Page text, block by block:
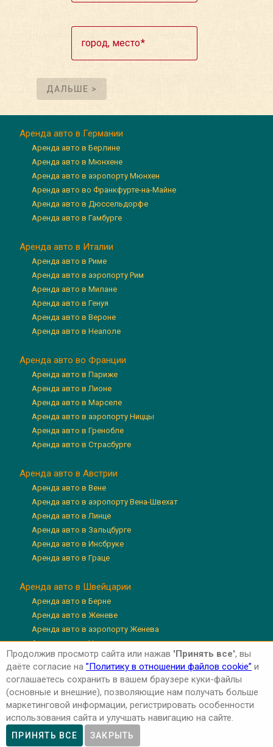
город, место
ДАЛЬШЕ >
Аренда авто в Германии
Аренда авто в Берлине
Аренда авто в Мюнхене
Аренда авто в аэропорту Мюнхен
Аренда авто во Франкфурте-на-Майне
Аренда авто в Дюссельдорфе
Аренда авто в Гамбурге
Аренда авто в Италии
Аренда авто в Риме
Аренда авто в аэропорту Рим
Аренда авто в Милане
Аренда авто в Генуя
Аренда авто в Вероне
Аренда авто в Неаполе
Аренда авто во Франции
Аренда авто в Париже
Аренда авто в Лионе
Аренда авто в Марселе
Аренда авто в аэропорту Ниццы
Аренда авто в Гренобле
Аренда авто в Страсбурге
Аренда авто в Австрии
Аренда авто в Вене
Аренда авто в аэропорту Вена-Швехат
Аренда авто в Линце
Аренда авто в Зальцбурге
Аренда авто в Инсбруке
Аренда авто в Граце
Аренда авто в Швейцарии
Аренда авто в Берне
Аренда авто в Женеве
Аренда авто в аэропорту Женева
Аренда авто в Цюрихе
Аренда авто в аэропорту Цюрих
Аренда авто в Люцерне
Авторские права © 2026 'Авто-Аренда'
Privacy Policy
Продолжив просмотр сайта или нажав 'Принять все', вы
даёте согласие на ”Политику в отношении файлов cookie” и
соглашаетесь сохранить в вашем браузере куки-файлы
(основные и внешние), позволяющие нам получать больше
маркетинговой информации, регистрировать особенности
использования сайта и улучшать навигацию на сайте.
ПРИНЯТЬ ВСЕ ЗАКРЫТЬ